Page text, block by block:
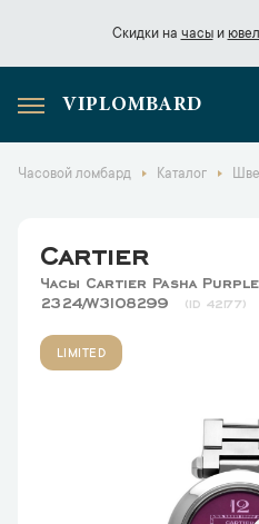
Скидки на часыи
Скидки начасы
VIPLOMBARD
Часовой ломбард Каталог
Cartier
Часы Cartier Pasha Purple
2324/W3108299
42177
LIMITED